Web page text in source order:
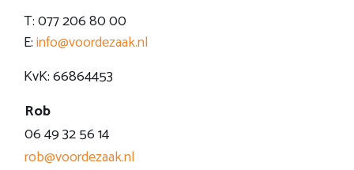
T: 077 206 80 00
E:info@voordezaak.nl
KvK: 66864453
Rob
06 49 32 56 14
rob@voordezaak.nl